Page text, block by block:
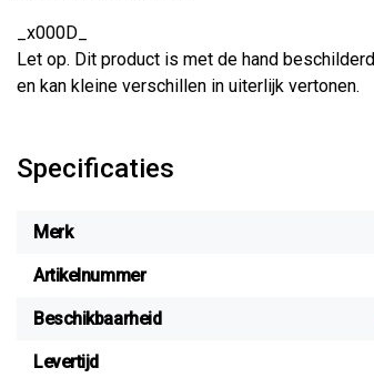
_x000D_
Let op. Dit product is met de hand
en kan kleine verschillen in uiterlijk vertonen.
Specificaties
Merk
Artikelnummer
Beschikbaarheid
Levertijd